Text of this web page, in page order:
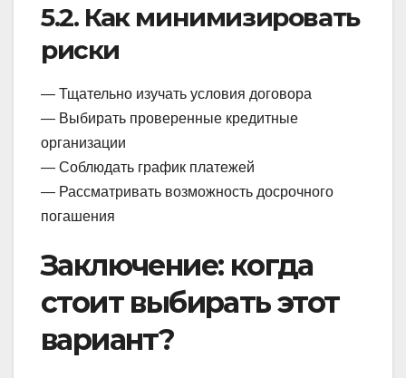
5.2. Как минимизировать
риски
— Тщательно изучать условия договора
— Выбирать проверенные кредитные
организации
— Соблюдать график платежей
— Рассматривать возможность досрочного
погашения
Заключение: когда
стоит выбирать этот
вариант?